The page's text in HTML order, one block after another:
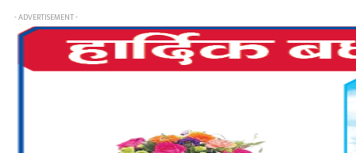
- ADVERTISEMENT -